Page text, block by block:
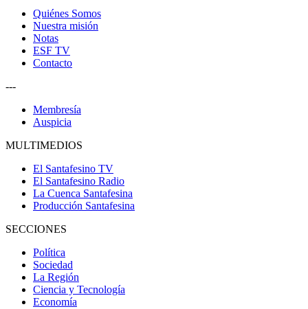
Quiénes Somos
Nuestra misión
Notas
ESF TV
Contacto
---
Membresía
Auspicia
MULTIMEDIOS
El Santafesino TV
El Santafesino Radio
La Cuenca Santafesina
Producción Santafesina
SECCIONES
Política
Sociedad
La Región
Ciencia y Tecnología
Economía